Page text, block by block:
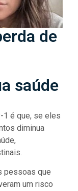
de
saúde
1 é que, se eles
diminua
pessoas que
um risco